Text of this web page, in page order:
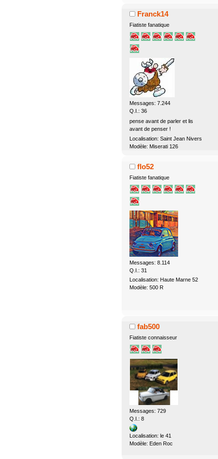
Franck14
Fiatiste fanatique
Messages: 7.244
Q.I.: 36
pense avant de parler et lis
avant de penser !
Localisation: Saint Jean Nivers
Modèle: Miserati 126
flo52
Fiatiste fanatique
Messages: 8.114
Q.I.: 31
Localisation: Haute Marne 52
Modèle: 500 R
fab500
Fiatiste connaisseur
Messages: 729
Q.I.: 8
Localisation: le 41
Modèle: Eden Roc